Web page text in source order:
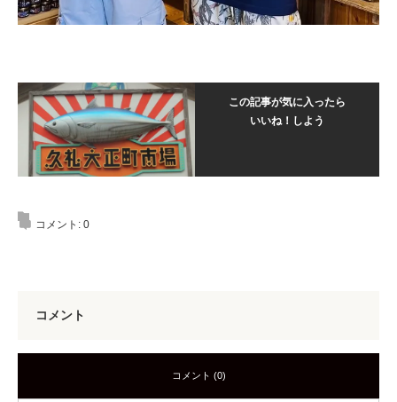
この記事が気に入ったら
いいね！しよう
コメント: 0
コメント
コメント (0)